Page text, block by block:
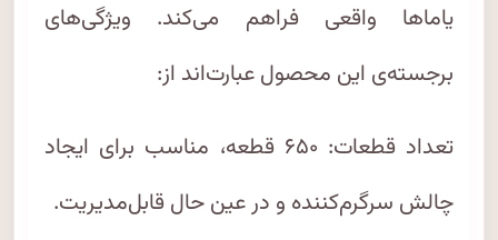
یاماها واقعی فراهم می‌کند. ویژگی‌های
برجسته‌ی این محصول عبارت‌اند از:
تعداد قطعات: ۶۵۰ قطعه، مناسب برای ایجاد
چالش سرگرم‌کننده و در عین حال قابل‌مدیریت.